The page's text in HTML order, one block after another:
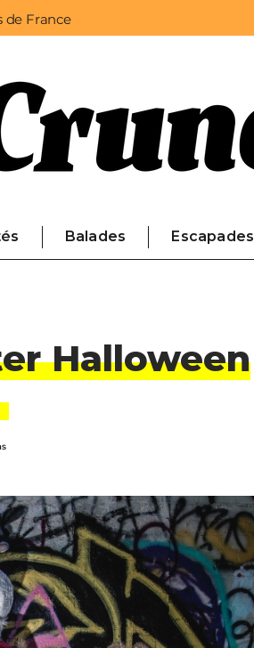
de France
Balades Escapades
Halloween